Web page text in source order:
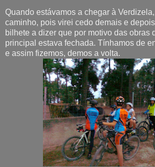
Quando estávamos a chegar à
caminho, pois virei cedo demais e
bilhete a dizer que por motivo das obras
principal estava fechada. Tínhamos de
e assim fizemos, demos a volta.